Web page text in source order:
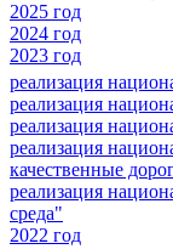
2025 год
2024 год
2023 год
реализация
реализация
реализация
реализация
качественные
реализация
среда"
2022 год